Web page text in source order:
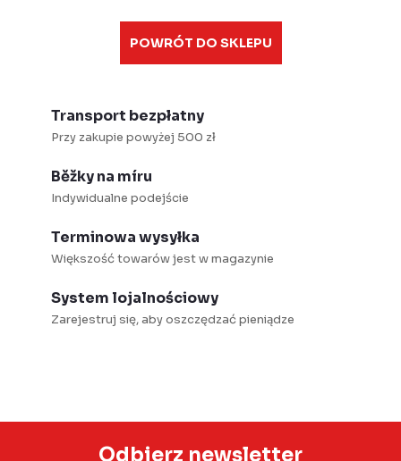
POWRÓT DO SKLEPU
Transport bezpłatny
Przy zakupie powyżej 500 zł
Běžky na míru
Indywidualne podejście
Terminowa wysyłka
Większość towarów jest w magazynie
System lojalnościowy
Zarejestruj się, aby oszczędzać pieniądze
Odbierz newsletter